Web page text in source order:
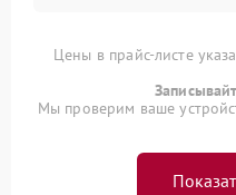
Цены в прайс-листе
Мы проверим ваше